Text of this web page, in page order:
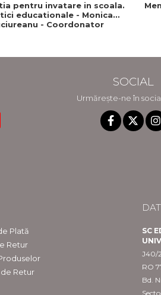
pentru invatare in scoala.
educationale - Monica
- Coordonator
SOCIAL
Urmărește-ne în
Plată
Retur
Retur
SC
J40/
RO
Bd.